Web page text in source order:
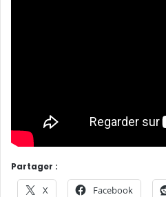
Partager :
X Facebook